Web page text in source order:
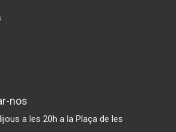
nos
a les 20h a la Plaça de les